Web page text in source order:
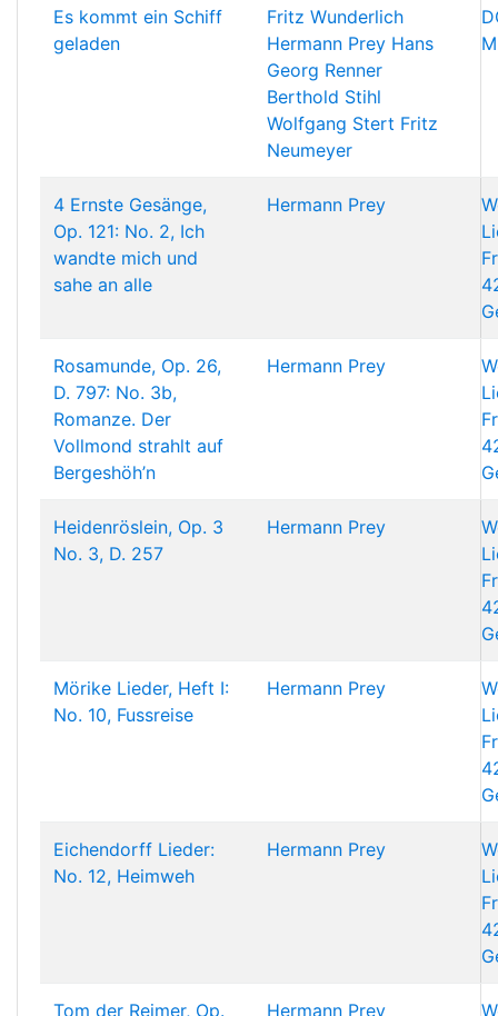
Es kommt ein Schiff
geladen
Fritz Wunderlich
Hermann Prey Hans
Georg Renner
Berthold Stihl
Wolfgang Stert Fritz
Neumeyer
4 Ernste Gesänge,
Op. 121: No. 2, Ich
wandte mich und
sahe an alle
Hermann Prey
Rosamunde, Op. 26,
D. 797: No. 3b,
Romanze. Der
Vollmond strahlt auf
Bergeshöh’n
Hermann Prey
Heidenröslein, Op. 3
No. 3, D. 257
Hermann Prey
Mörike Lieder, Heft I:
No. 10, Fussreise
Hermann Prey
Eichendorff Lieder:
No. 12, Heimweh
Hermann Prey
Tom der Reimer, Op. Hermann Prey